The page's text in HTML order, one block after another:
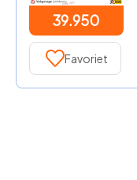
39.950
Favoriet